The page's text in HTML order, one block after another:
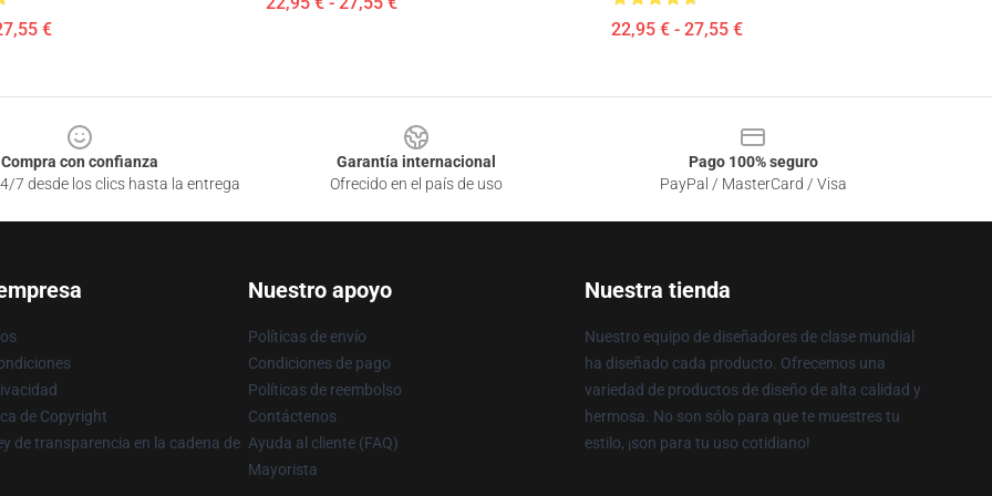
€ 22,95 € - 27,55 €
Compra con confianza
7 desde los clics hasta la entrega
Garantía internacional
Ofrecido en el país de uso
Pago 100% seguro
PayPal / MasterCard / Visa
de Copyright
de transparencia en la cadena de
Nuestro apoyo
Políticas de envío
Condiciones de pago
Políticas de reembolso
Contáctenos
Ayuda al cliente (FAQ)
Mayorista
Nuestra tienda
Nuestro equipo de diseñadores de clase mundial
ha diseñado cada producto. Ofrecemos una
variedad de productos de diseño de alta calidad y
hermosa. No son sólo para que te muestres tu
estilo, ¡son para tu uso cotidiano!